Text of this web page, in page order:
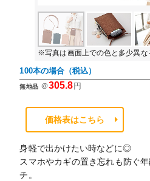
※写真は画面上での色と多少異
100本の場合（税込）
無地品 ＠305.8 円
価格表はこちら
身軽で出かけたい時などに◎
スマホやカギの置き忘れも防ぐ
チ。